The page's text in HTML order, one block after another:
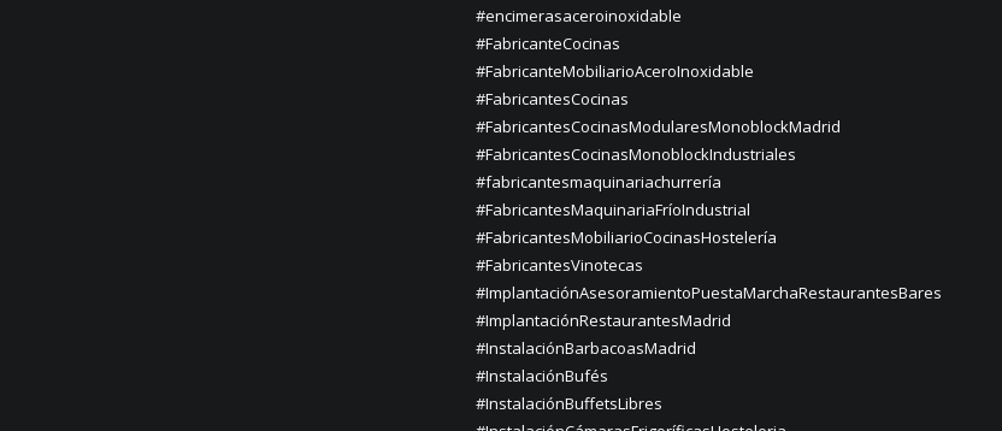
#encimerasaceroinoxidable
#FabricanteCocinas
#FabricanteMobiliarioAceroInoxidable
#FabricantesCocinas
#FabricantesCocinasModularesMonoblockMadrid
#FabricantesCocinasMonoblockIndustriales
#fabricantesmaquinariachurrería
#FabricantesMaquinariaFríoIndustrial
#FabricantesMobiliarioCocinasHostelería
#FabricantesVinotecas
#ImplantaciónAsesoramientoPuestaMarchaRestaurantesBares
#ImplantaciónRestaurantesMadrid
#InstalaciónBarbacoasMadrid
#InstalaciónBufés
#InstalaciónBuffetsLibres